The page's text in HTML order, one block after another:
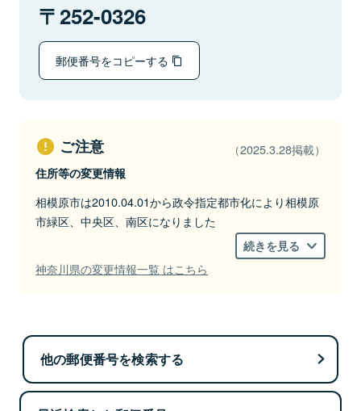
252-0326
郵便番号をコピーする
ご注意 （2025.3.28掲載）
住所等の変更情報
相模原市は2010.04.01から政令指定都市化により相模原
市緑区、中央区、南区になりました
続きを見る
神奈川県の変更情報一覧 はこちら
他の郵便番号を検索する